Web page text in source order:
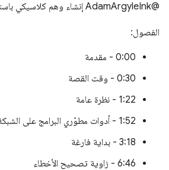
@AdamArgyleInk إنشاء وهم كلاسيكي باستخدام لغة CSS.
الفصول:
0:00 - مقدمة
0:30 - وقت القصة
1:22 - نظرة عامة
1:52 - أدوات مطوّري البرامج على الشبكة
3:18 - بداية فارغة
6:46 - زاوية تصحيح الأخطاء